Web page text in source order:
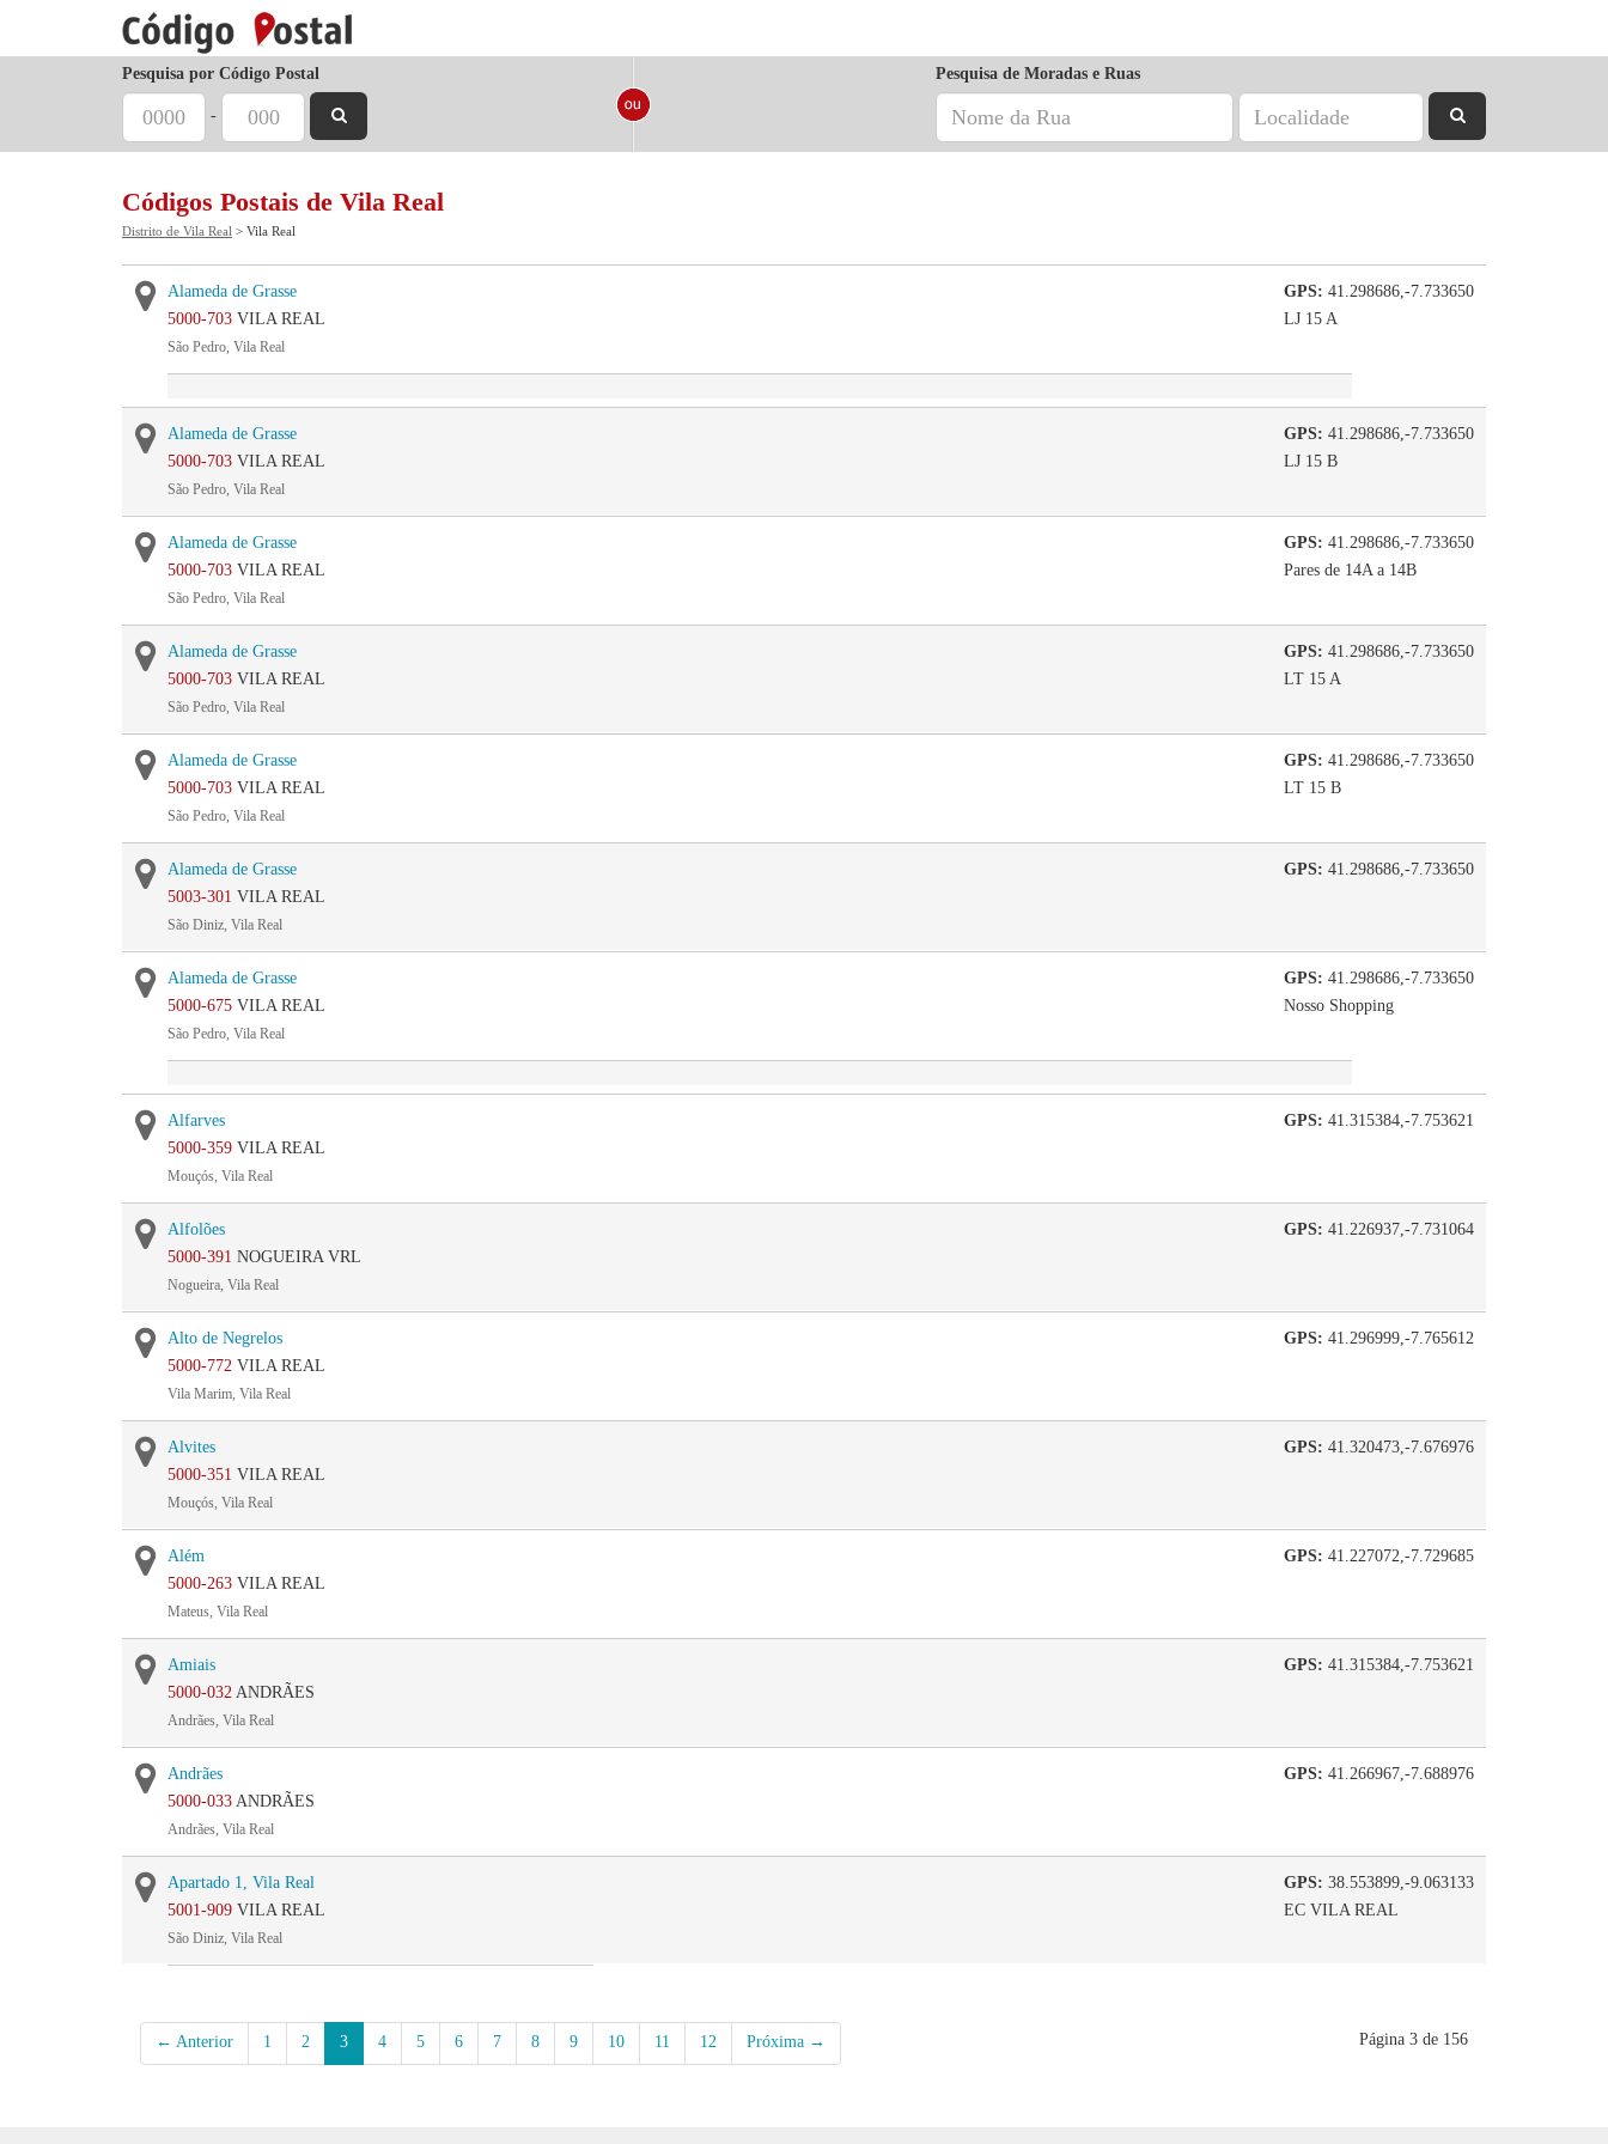
Pesquisa por Código Postal
-
Pesquisa de Moradas e Ruas
Códigos Postais de Vila Real
Distrito de Vila Real > Vila Real
GPS: 41.298686,-7.733650
LJ 15 A
Alameda de Grasse
5000-703 VILA REAL
São Pedro, Vila Real
GPS: 41.298686,-7.733650
LJ 15 B
Alameda de Grasse
5000-703 VILA REAL
São Pedro, Vila Real
GPS: 41.298686,-7.733650
Pares de 14A a 14B
Alameda de Grasse
5000-703 VILA REAL
São Pedro, Vila Real
GPS: 41.298686,-7.733650
LT 15 A
Alameda de Grasse
5000-703 VILA REAL
São Pedro, Vila Real
GPS: 41.298686,-7.733650
LT 15 B
Alameda de Grasse
5000-703 VILA REAL
São Pedro, Vila Real
GPS: 41.298686,-7.733650
Alameda de Grasse
5003-301 VILA REAL
São Diniz, Vila Real
GPS: 41.298686,-7.733650
Nosso Shopping
Alameda de Grasse
5000-675 VILA REAL
São Pedro, Vila Real
GPS: 41.315384,-7.753621
Alfarves
5000-359 VILA REAL
Mouçós, Vila Real
GPS: 41.226937,-7.731064
Alfolões
5000-391 NOGUEIRA VRL
Nogueira, Vila Real
GPS: 41.296999,-7.765612
Alto de Negrelos
5000-772 VILA REAL
Vila Marim, Vila Real
GPS: 41.320473,-7.676976
Alvites
5000-351 VILA REAL
Mouçós, Vila Real
GPS: 41.227072,-7.729685
Além
5000-263 VILA REAL
Mateus, Vila Real
GPS: 41.315384,-7.753621
Amiais
5000-032 ANDRÃES
Andrães, Vila Real
GPS: 41.266967,-7.688976
Andrães
5000-033 ANDRÃES
Andrães, Vila Real
GPS: 38.553899,-9.063133
EC VILA REAL
Apartado 1, Vila Real
5001-909 VILA REAL
São Diniz, Vila Real
← Anterior 1 2 3 4 5 6 7 8 9 10 11 12 Próxima → Página 3 de 156